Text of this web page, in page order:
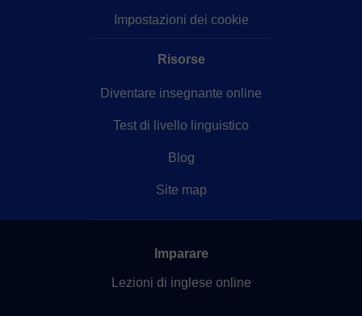
Impostazioni dei cookie
Risorse
Diventare insegnante online
Test di livello linguistico
Blog
Site map
Imparare
Lezioni di inglese online